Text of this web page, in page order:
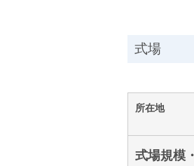
式場
所在地
式場規模